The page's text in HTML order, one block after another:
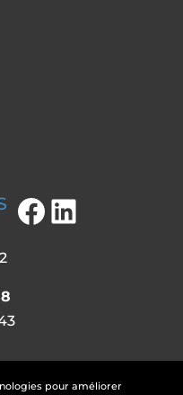
pour améliorer
Facebook
LinkedIn